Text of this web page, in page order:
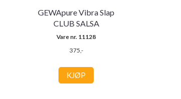
GEWApure Vibra Slap
CLUB SALSA
Vare nr. 11128
375,-
KJØP